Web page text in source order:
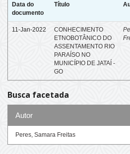
Data do
documento
Título
11-Jan-2022
CONHECIMENTO
ETNOBOTÂNICO DO
ASSENTAMENTO RIO
PARAÍSO NO
MUNICÍPIO DE JATAÍ -
GO
Busca facetada
Autor
Peres, Samara Freitas